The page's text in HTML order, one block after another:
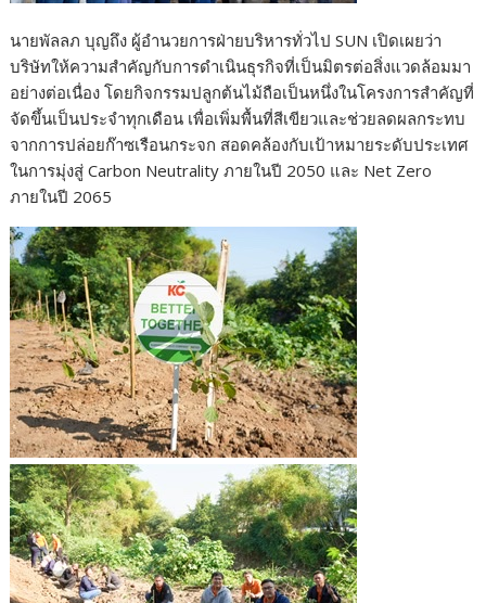
นายพัลลภ บุญถึง ผู้อำนวยการฝ่ายบริหารทั่วไป SUN เปิดเผยว่า
บริษัทให้ความสำคัญกับการดำเนินธุรกิจที่เป็นมิตรต่อสิ่งแวดล้อมมา
อย่างต่อเนื่อง โดยกิจกรรมปลูกต้นไม้ถือเป็นหนึ่งในโครงการสำคัญที่
จัดขึ้นเป็นประจำทุกเดือน เพื่อเพิ่มพื้นที่สีเขียวและช่วยลดผลกระทบ
จากการปล่อยก๊าซเรือนกระจก สอดคล้องกับเป้าหมายระดับประเทศ
ในการมุ่งสู่ Carbon Neutrality ภายในปี 2050 และ Net Zero
ภายในปี 2065